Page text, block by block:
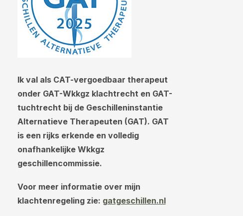
Ik val als CAT-vergoedbaar therapeut
onder GAT-Wkkgz klachtrecht en GAT-
tuchtrecht bij de Geschilleninstantie
Alternatieve Therapeuten (GAT). GAT
is een rijks erkende en volledig
onafhankelijke Wkkgz
geschillencommissie.
Voor meer informatie over mijn
klachtenregeling zie: gatgeschillen.nl